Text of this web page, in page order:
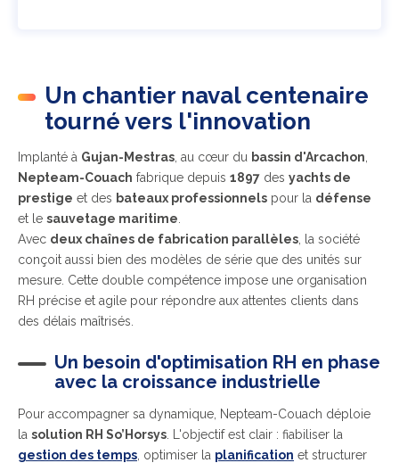
Un chantier naval centenaire
tourné vers l'innovation
Implanté à Gujan-Mestras , au cœur du bassin d'Arcachon
Nepteam-Couach fabrique depuis 1897 des yachts de
prestige et des bateaux professionnels pour la défense
et le sauvetage maritime
Avec deux chaînes de fabrication parallèles , la société
conçoit aussi bien des modèles de série que des unités sur
mesure. Cette double compétence impose une organisation
RH précise et agile pour répondre aux attentes clients dans
des délais maîtrisés.
Un besoin d'optimisation RH en phase
avec la croissance industrielle
Pour accompagner sa dynamique, Nepteam-Couach déploie
la solution RH So’Horsys . L'objectif est clair : fiabiliser la
gestion des temps , optimiser la planification et structurer